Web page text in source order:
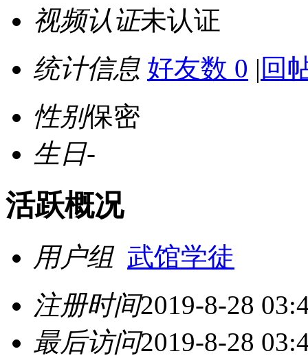
视频认证未认证
统计信息 好友数 0 | 回
性别保密
生日-
活跃概况
用户组 武馆学徒
注册时间2019-8-28
最后访问2019-8-28